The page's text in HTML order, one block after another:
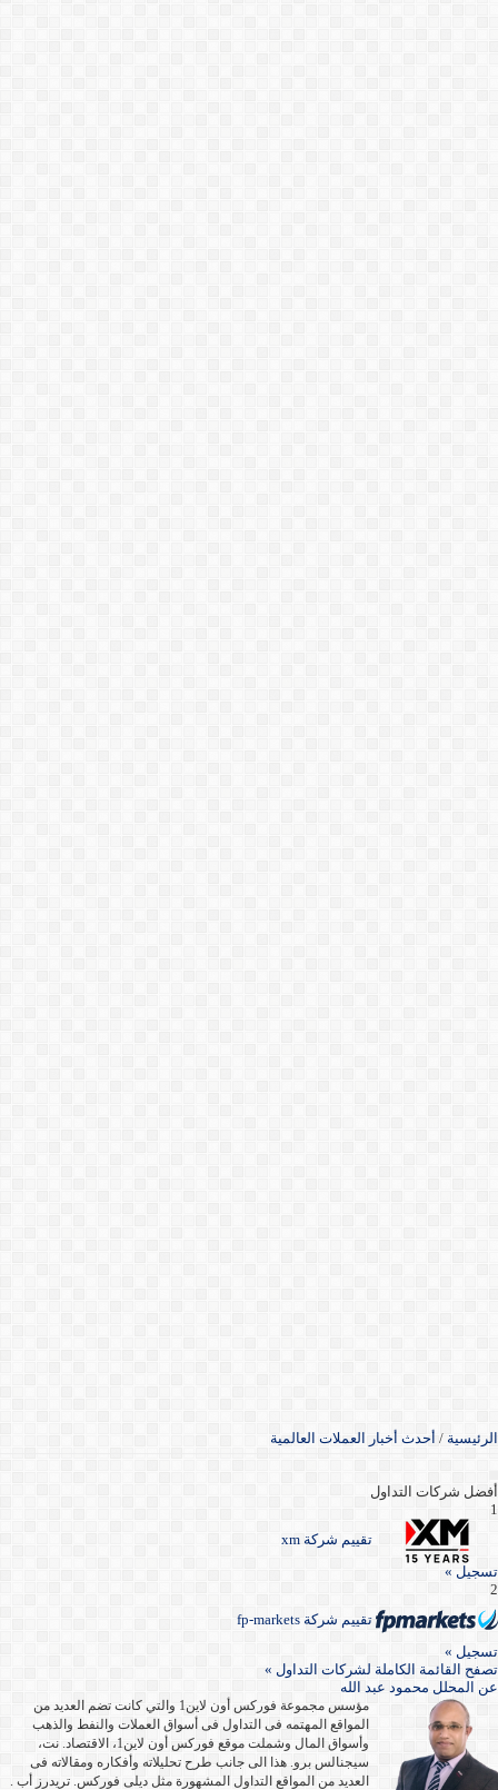
الرئيسية / أحدث أخبار العملات العالمية
أفضل شركات التداول
1
تقييم شركة xm
تسجيل »
2
تقييم شركة fp-markets
تسجيل »
تصفح القائمة الكاملة لشركات التداول »
عن المحلل محمود عبد الله
مؤسس مجموعة فوركس أون لاين1 والتي كانت تضم العديد من
المواقع المهتمه فى التداول فى أسواق العملات والنفط والذهب
وأسواق المال وشملت موقع فوركس أون لاين1، الاقتصاد. نت،
سيجنالس برو. هذا الى جانب طرح تحليلاته وأفكاره ومقالاته فى
العديد من المواقع التداول المشهورة مثل ديلى فوركس. تريدرز أب .